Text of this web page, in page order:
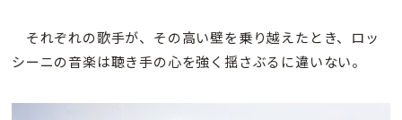
それぞれの歌手が、その高い壁を乗り越えたとき、ロッ
シーニの音楽は聴き手の心を強く揺さぶるに違いない。